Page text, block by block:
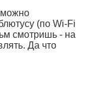
можно
(по Wi-Fi
смотришь - на
Да что